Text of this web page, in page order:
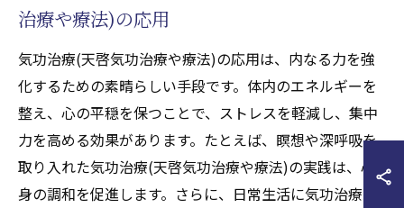
治療や療法)の応用
気功治療(天啓気功治療や療法)の応用は、内なる力を強
化するための素晴らしい手段です。体内のエネルギーを
整え、心の平穏を保つことで、ストレスを軽減し、集中
力を高める効果があります。たとえば、瞑想や深呼吸を
取り入れた気功治療(天啓気功治療や療法)の実践は、心
身の調和を促進します。さらに、日常生活に気功治療(天